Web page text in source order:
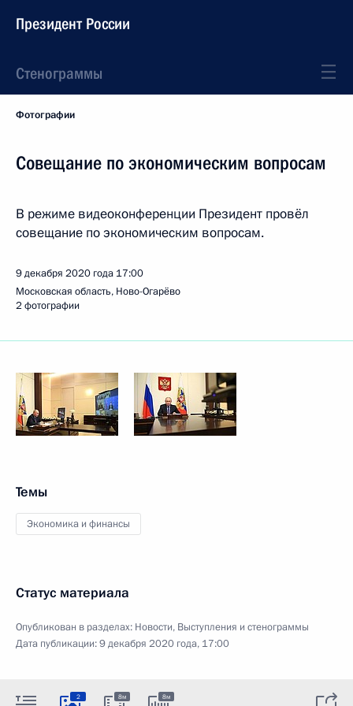
Президент России
Стенограммы
Фотографии
Совещание по экономическим вопросам
В режиме видеоконференции Президент провёл
совещание по экономическим вопросам.
9 декабря 2020 года 17:00
Московская область, Ново-Огарёво
2 фотографии
Темы
Экономика и финансы
Статус материала
Опубликован в разделах: Новости, Выступления и стенограммы
Дата публикации:9 декабря 2020 года, 17:00
2 8м 8м